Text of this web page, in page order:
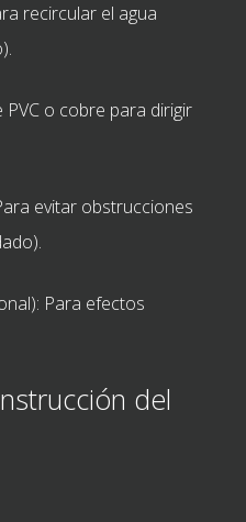
recircular el agua
PVC o cobre para dirigir
evitar obstrucciones
Para efectos
del